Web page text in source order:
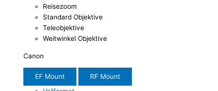
Reisezoom
Standard Objektive
Teleobjektive
Weitwinkel Objektive
Canon
EF Mount
RF Mount